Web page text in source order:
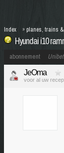
Hyundai i10
Index » planes, trains
abonnement Unibet
JeOma
voor al uw